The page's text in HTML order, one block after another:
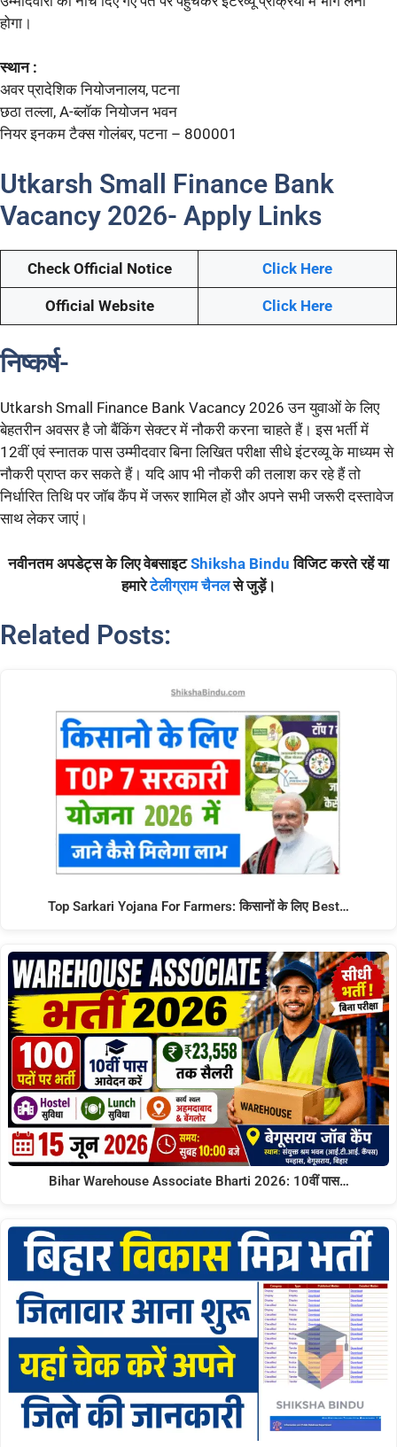
होगा।
स्थान :
अवर प्रादेशिक नियोजनालय, पटना
छठा तल्ला, A-ब्लॉक नियोजन भवन
नियर इनकम टैक्स गोलंबर, पटना – 800001
Utkarsh Small Finance Bank
Vacancy 2026- Apply Links
Check Official Notice Click Here
Official Website Click Here
निष्कर्ष-
Utkarsh Small Finance Bank Vacancy 2026 उन युवाओं के लिए
बेहतरीन अवसर है जो बैंकिंग सेक्टर में नौकरी करना चाहते हैं। इस भर्ती में
12वीं एवं स्नातक पास उम्मीदवार बिना लिखित परीक्षा सीधे इंटरव्यू के माध्यम से
नौकरी प्राप्त कर सकते हैं। यदि आप भी नौकरी की तलाश कर रहे हैं तो
निर्धारित तिथि पर जॉब कैंप में जरूर शामिल हों और अपने सभी जरूरी दस्तावेज
साथ लेकर जाएं।
नवीनतम अपडेट्स के लिए वेबसाइटShiksha Bindu विजिट करते रहें या
हमारेटेलीग्राम चैनल से जुड़ें।
Related Posts:
Top Sarkari Yojana For Farmers: किसानों के लिए Best…
Bihar Warehouse Associate Bharti 2026: 10वीं पास…